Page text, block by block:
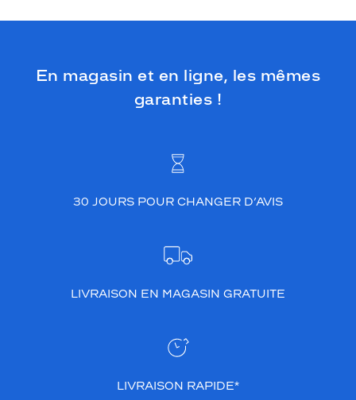
En magasin et en ligne, les mêmes
garanties !
30 JOURS POUR CHANGER D’AVIS
LIVRAISON EN MAGASIN GRATUITE
LIVRAISON RAPIDE*